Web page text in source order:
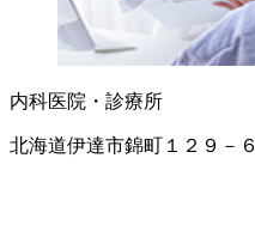
内科医院・診療所
北海道伊達市錦町１２９－６